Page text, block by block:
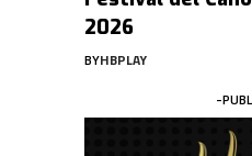
2026
BYHBPLAY
-